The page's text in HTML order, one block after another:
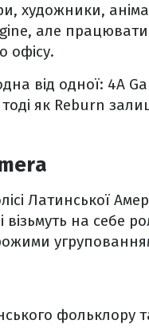
художники,
але
офісу.
від одної: 4A
як Reburn
Латинської
візьмуть на себе
фольклору